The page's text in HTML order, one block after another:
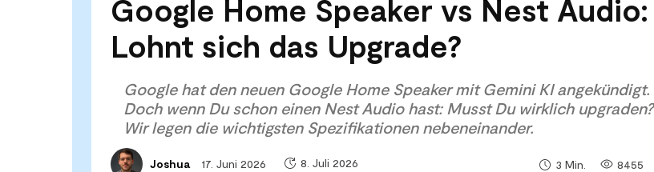
Google Home Speaker vs Nest Audio:
Lohnt sich das Upgrade?
Google hat den neuen Google Home Speaker mit Gemini KI angekündigt.
Doch wenn Du schon einen Nest Audio hast: Musst Du wirklich upgraden?
Wir legen die wichtigsten Spezifikationen nebeneinander.
Joshua 17. Juni 2026 8. Juli 2026 8455
3 Min.